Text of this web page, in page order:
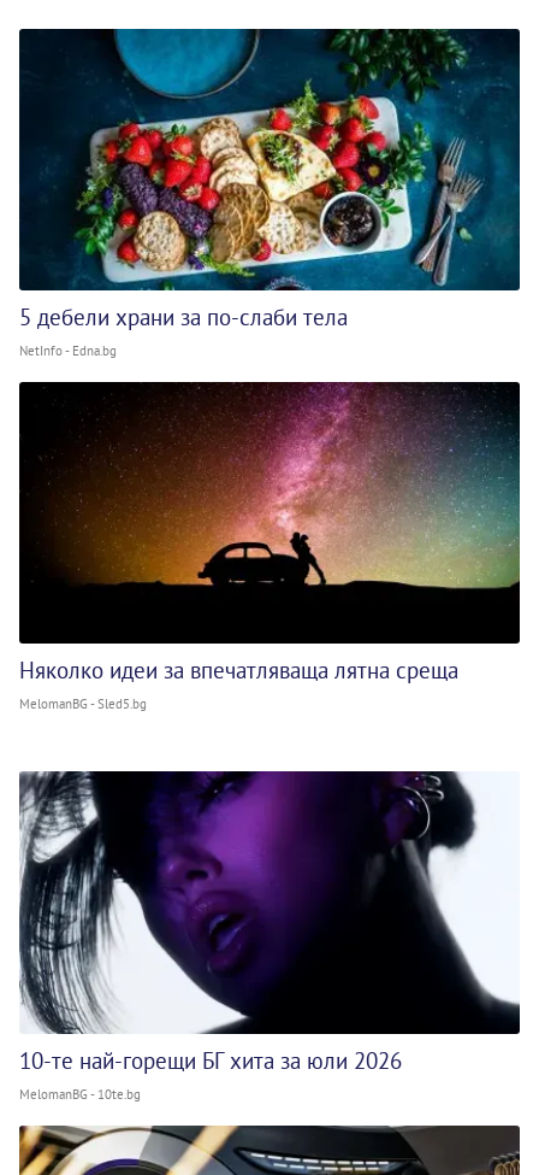
5 дебели храни за по-слаби тела
NetInfo - Edna.bg
Няколко идеи за впечатляваща лятна среща
MelomanBG - Sled5.bg
10-те най-горещи БГ хита за юли 2026
MelomanBG - 10te.bg